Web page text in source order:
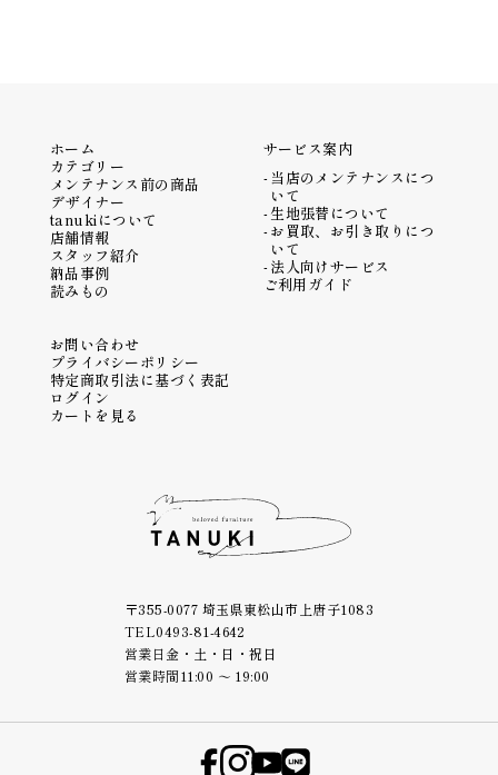
ホーム
カテゴリー
メンテナンス前の商品
デザイナー
tanukiについて
店舗情報
スタッフ紹介
納品事例
読みもの
サービス案内
当店のメンテナンスにつ
いて
生地張替について
お買取、お引き取りにつ
いて
法人向けサービス
ご利用ガイド
お問い合わせ
プライバシーポリシー
特定商取引法に基づく表記
ログイン
カートを見る
〒355-0077 埼玉県東松山市上唐子1083
TEL0493-81-4642
営業日金・土・日・祝日
営業時間11:00 ～ 19:00